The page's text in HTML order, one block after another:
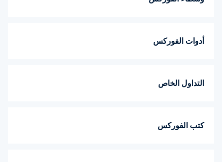
أدوات الفوركس
التداول الخاص
كتب الفوركس